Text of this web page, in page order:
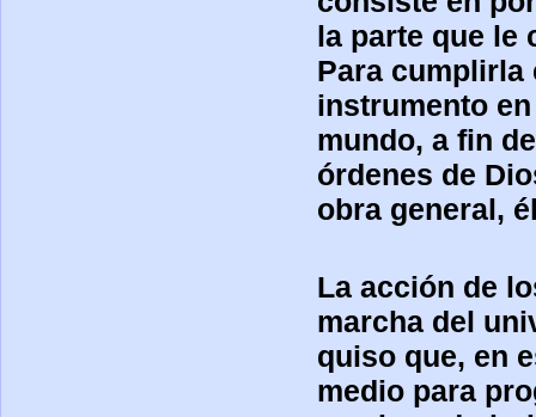
la parte que le
Para cumplirla
instrumento
mundo, a fin
órdenes de
obra general,
La acción de
marcha del
quiso que, en
medio para